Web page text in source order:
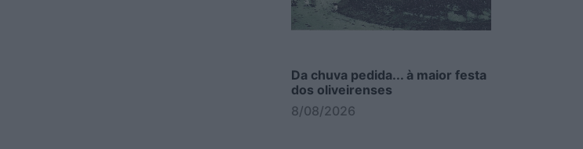
Da chuva pedida... à maior festa
dos oliveirenses
8/08/2026